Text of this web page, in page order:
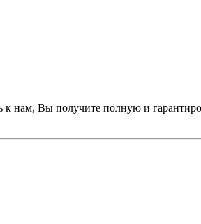
нам, Вы получите полную и